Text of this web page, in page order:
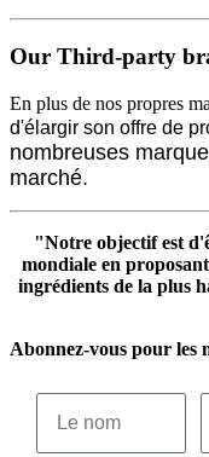
Our Third-party
En plus de nos propres
d'élargir son offre de
nombreuses
marché.
"Notre objectif est
mondiale en
ingrédients de la plus
Abonnez-vous pour les
Le nom